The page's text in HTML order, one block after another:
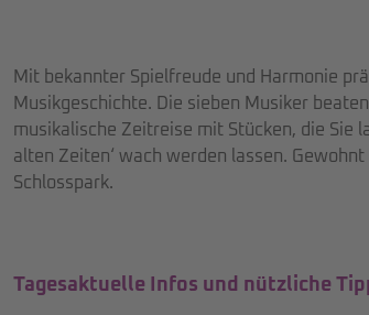
Mit bekannter Spielfreude und Harmonie
Musikgeschichte. Die sieben Musiker
musikalische Zeitreise mit Stücken, die Sie
alten Zeiten‘ wach werden lassen.
Schlosspark.
Tagesaktuelle Infos und nützliche